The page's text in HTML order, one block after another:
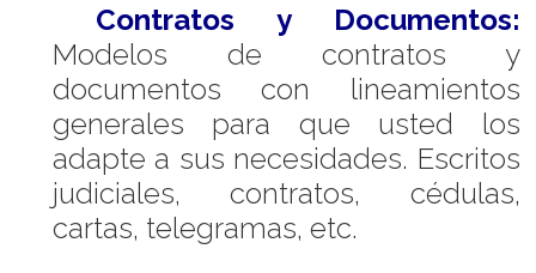
Contratos y Documentos:
Modelos de contratos y
documentos con lineamientos
generales para que usted los
adapte a sus necesidades. Escritos
judiciales, contratos, cédulas,
cartas, telegramas, etc.